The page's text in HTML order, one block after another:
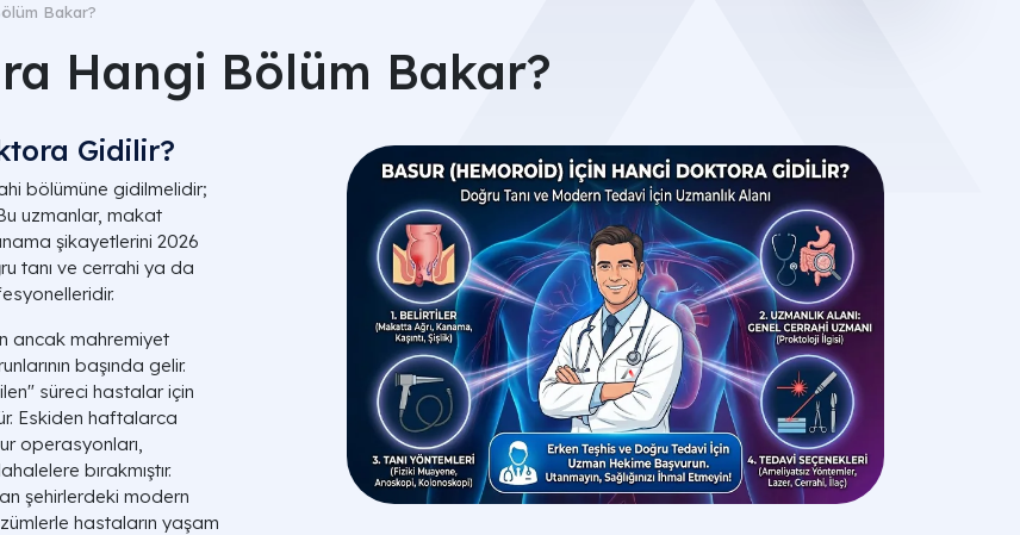
Bakar?
Hangi Bölüm Bakar?
Gidilir?
bölümüne gidilmelidir;
uzmanlar, makat
şikayetlerini 2026
tanı ve cerrahi ya da
ancak mahremiyet
başında gelir.
süreci hastalar için
Eskiden haftalarca
operasyonları,
bırakmıştır.
şehirlerdeki modern
hastaların yaşam